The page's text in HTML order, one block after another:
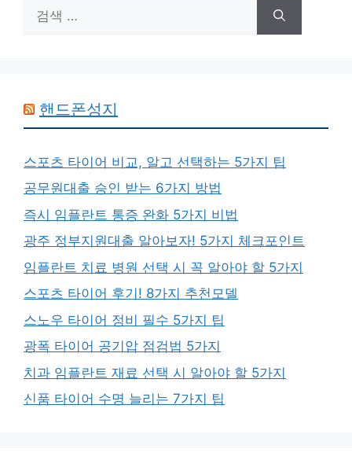
색:
핸드폰성지
스포츠 타이어 비교, 알고 선택하는 5가지 팁
공무원대출 승인 받는 6가지 방법
즉시 임플란트 통증 완화 5가지 비법
광주 정부지원대출 알아보자! 5가지 체크포인트
임플란트 치료 병원 선택 시 꼭 알아야 할 5가지
스포츠 타이어 후기! 8가지 추천모델
스노우 타이어 정비 필수 5가지 팁
광폭 타이어 공기압 점검법 5가지
치과 임플란트 재료 선택 시 알아야 할 5가지
신품 타이어 수명 늘리는 7가지 팁